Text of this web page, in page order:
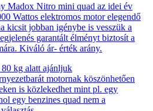
Madox Nitro mini quad az idei év
Wattos elektromos motor elegendő
kicsit jobban igénybe is vesszük a
garantált élményt biztosít a
Kiváló ár- érték arány.
80 kg alatt ajánljuk
motornak köszönhetően
is közlekedhet mint pl. egy
egy benzines quad nem a